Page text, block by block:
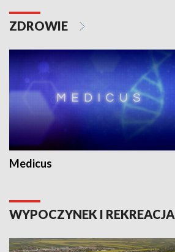
ZDROWIE
Medicus
WYPOCZYNEK I REKREACJA